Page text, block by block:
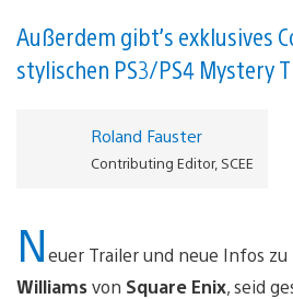
den
Bell
Außerdem gibt’s exklusives
stylischen PS3/PS4 Mystery
Roland Fauster
Contributing Editor, SCEE
Neuer Trailer und neue Infos
Williamsvon Square Enix, seid